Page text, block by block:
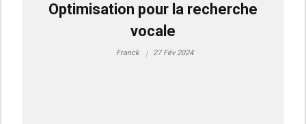
Optimisation pour la recherche
vocale
Franck 27 Fév 2024